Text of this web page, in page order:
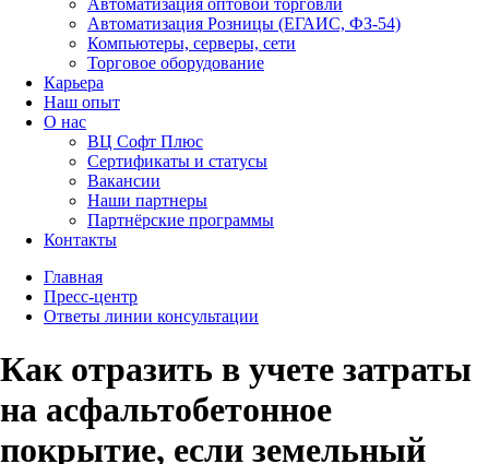
Автоматизация оптовой торговли
Автоматизация Розницы (ЕГАИС, ФЗ-54)
Компьютеры, серверы, сети
Торговое оборудование
Карьера
Наш опыт
О нас
ВЦ Софт Плюс
Сертификаты и статусы
Вакансии
Наши партнеры
Партнёрские программы
Контакты
Главная
Пресс-центр
Ответы линии консультации
Как отразить в учете затраты
на асфальтобетонное
покрытие, если земельный